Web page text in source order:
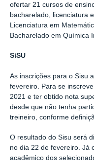
ofertar 21 cursos de
bacharelado, licenciatura
Licenciatura em
Bacharelado em Química
SiSU
As inscrições para o Sisu
fevereiro. Para se
2021 e ter obtido nota
desde que não tenha
treineiro, conforme
O resultado do Sisu será
no dia 22 de fevereiro. Já
acadêmico dos